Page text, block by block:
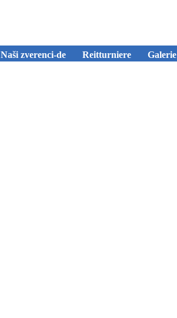
Naši zverenci-de Reitturniere Galerie